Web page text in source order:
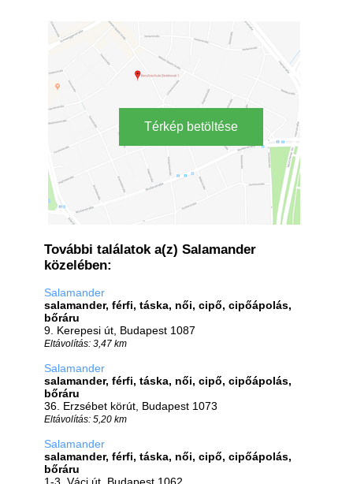
Térkép betöltése
További találatok a(z) Salamander
közelében:
Salamander
salamander, férfi, táska, női, cipő, cipőápolás,
bőráru
9. Kerepesi út, Budapest 1087
Eltávolítás: 3,47 km
Salamander
salamander, férfi, táska, női, cipő, cipőápolás,
bőráru
36. Erzsébet körút, Budapest 1073
Eltávolítás: 5,20 km
Salamander
salamander, férfi, táska, női, cipő, cipőápolás,
bőráru